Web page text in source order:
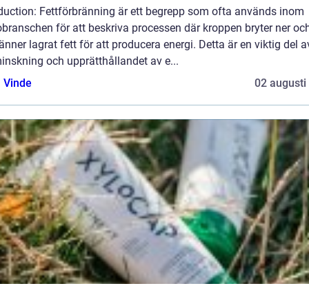
Fettförbränning är ett begrepp som ofta används inom
för att beskriva processen där kroppen bryter ner
lagrat fett för att producera energi. Detta är en viktig del
och upprätthållandet av e...
Vinde
02 augusti